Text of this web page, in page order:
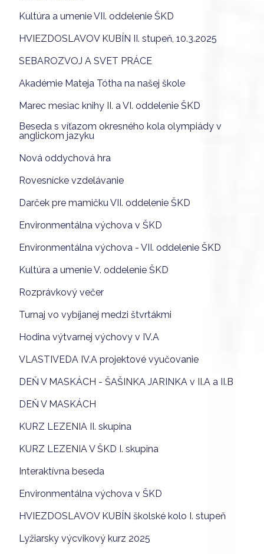
Kultúra a umenie VII. oddelenie ŠKD
HVIEZDOSLAVOV KUBÍN II. stupeň, 10.3.2025
SEBAROZVOJ A SVET PRÁCE
Akadémie Mateja Tótha na našej škole
Marec mesiac knihy II. a VI. oddelenie ŠKD
Beseda s víťazom okresného kola olympiády v
anglickom jazyku
Nová oddychová hra
Rovesnícke vzdelávanie
Darček pre mamičku VII. oddelenie ŠKD
Environmentálna výchova v ŠKD
Environmentálna výchova - VII. oddelenie ŠKD
Kultúra a umenie V. oddelenie ŠKD
Rozprávkový večer
Turnaj vo vybíjanej medzi štvrtákmi
Hodina výtvarnej výchovy v IV.A
VLASTIVEDA IV.A projektové vyučovanie
DEŇ V MASKÁCH - ŠAŠINKA JARINKA v II.A a II.B
DEŇ V MASKÁCH
KURZ LEZENIA II. skupina
KURZ LEZENIA V ŠKD I. skupina
Interaktívna beseda
Environmentálna výchova v ŠKD
HVIEZDOSLAVOV KUBÍN školské kolo I. stupeň
Lyžiarsky výcvikový kurz 2025